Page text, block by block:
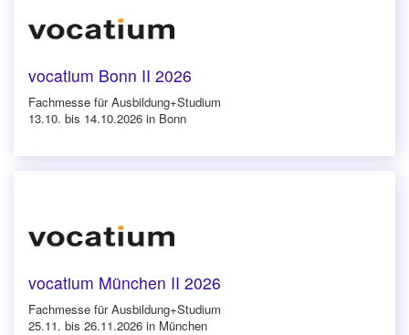
vocatium Bonn II 2026
Fachmesse für Ausbildung+Studium
13.10. bis 14.10.2026 in Bonn
vocatium München II 2026
Fachmesse für Ausbildung+Studium
25.11. bis 26.11.2026 in München